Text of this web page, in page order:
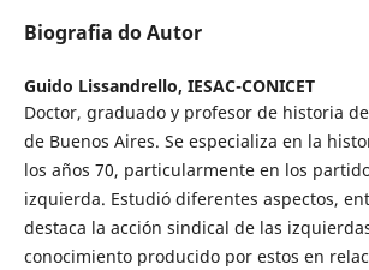
Biografia do Autor
Guido Lissandrello, IESAC-CONICET
Doctor, graduado y profesor de historia
de Buenos Aires. Se especializa en la
los años 70, particularmente en los
izquierda. Estudió diferentes aspectos,
destaca la acción sindical de las
conocimiento producido por estos en